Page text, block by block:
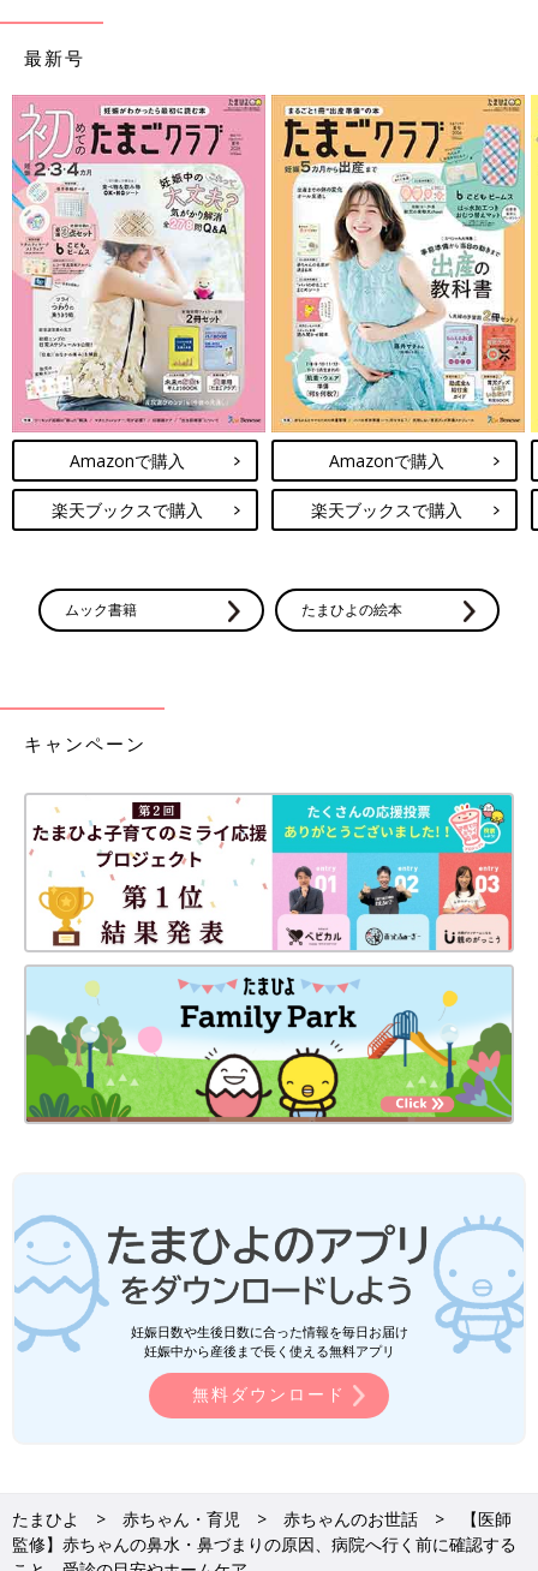
最新号
Amazonで購入
楽天ブックスで購入
Amazonで購入
楽天ブックスで購入
ムック書籍 たまひよの絵本
キャンペーン
妊娠日数や生後日数に合った情報を毎日お届け
妊娠中から産後まで長く使える無料アプリ
無料ダウンロード
たまひよ 赤ちゃん・育児 赤ちゃんのお世話
【医師
監修】赤ちゃんの鼻水・鼻づまりの原因、病院へ行く前に確認する